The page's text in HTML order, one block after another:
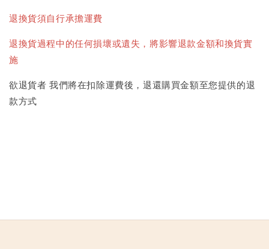
退換貨須自行承擔運費
退換貨過程中的任何損壞或遺失，將影響退款金額和換貨實
施
欲退貨者 我們將在扣除運費後，退還購買金額至您提供的退
款方式